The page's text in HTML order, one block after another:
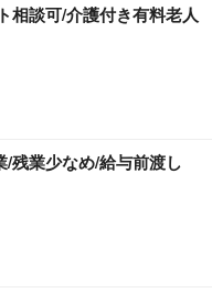
相談可/介護付き有料老人
残業少なめ/給与前渡し